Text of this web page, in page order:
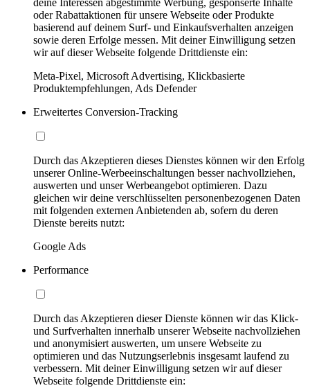
deine Interessen abgestimmte Werbung, gesponserte Inhalte
oder Rabattaktionen für unsere Webseite oder Produkte
basierend auf deinem Surf- und Einkaufsverhalten anzeigen
sowie deren Erfolge messen. Mit deiner Einwilligung setzen
wir auf dieser Webseite folgende Drittdienste ein:
Meta-Pixel, Microsoft Advertising, Klickbasierte
Produktempfehlungen, Ads Defender
Erweitertes Conversion-Tracking
Durch das Akzeptieren dieses Dienstes können wir den Erfolg
unserer Online-Werbeeinschaltungen besser nachvollziehen,
auswerten und unser Werbeangebot optimieren. Dazu
gleichen wir deine verschlüsselten personenbezogenen Daten
mit folgenden externen Anbietenden ab, sofern du deren
Dienste bereits nutzt:
Google Ads
Performance
Durch das Akzeptieren dieser Dienste können wir das Klick-
und Surfverhalten innerhalb unserer Webseite nachvollziehen
und anonymisiert auswerten, um unsere Webseite zu
optimieren und das Nutzungserlebnis insgesamt laufend zu
verbessern. Mit deiner Einwilligung setzen wir auf dieser
Webseite folgende Drittdienste ein: